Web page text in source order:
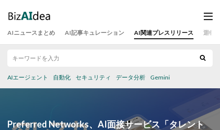
AIニュースまとめ AI記事キュレーション AI関連プレスリリース 運営
AIエージェント 自動化 セキュリティ データ分析 Gemini
Preferred Networks、AI面接サービス「タレント